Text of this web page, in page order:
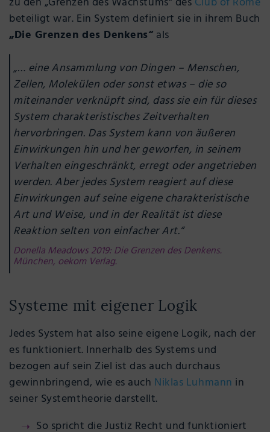
beteiligt war. Ein System definiert sie in ihrem Buch
„Die Grenzen des Denkens“ als
„… eine Ansammlung von Dingen – Menschen,
Zellen, Molekülen oder sonst etwas – die so
miteinander verknüpft sind, dass sie ein für dieses
System charakteristisches Zeitverhalten
hervorbringen. Das System kann von äußeren
Einwirkungen hin und her geworfen, in seinem
Verhalten eingeschränkt, erregt oder angetrieben
werden. Aber jedes System reagiert auf diese
Einwirkungen auf seine eigene charakteristische
Art und Weise, und in der Realität ist diese
Reaktion selten von einfacher Art.“
Donella Meadows 2019: Die Grenzen des Denkens.
München, oekom Verlag.
Systeme mit eigener Logik
Jedes System hat also seine eigene Logik, nach der
es funktioniert. Innerhalb des Systems und
bezogen auf sein Ziel ist das auch durchaus
gewinnbringend, wie es auch Niklas Luhmann in
seiner Systemtheorie darstellt.
So spricht die Justiz Recht und funktioniert